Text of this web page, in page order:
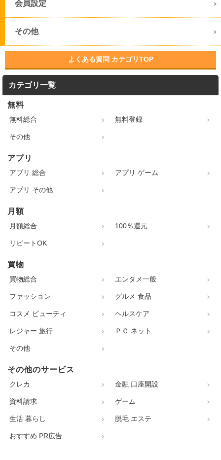
会員設定
その他
よくある質問 カテゴリTOP
カテゴリ一覧
無料
無料総合 無料登録
その他
アプリ
アプリ 総合 アプリ ゲーム
アプリ その他
月額
月額総合 100％還元
リピートOK
買物
買物総合 エンタメ一般
ファッション グルメ 食品
コスメ ビューティ ヘルスケア
レジャー 旅行 ＰＣ ネット
その他
その他のサービス
クレカ 金融 口座開設
資料請求 ゲーム
生活 暮らし 脱毛 エステ
おすすめ PR広告